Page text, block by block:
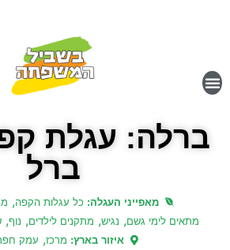
ברלה: עגלת
ברל
מאפייני העגלה: כל עגלות הקפה,
מתאים לימי גשם, נגיש, מתקנים לילדים, נוף,
איזור בארץ: מרכז, עמק חפר